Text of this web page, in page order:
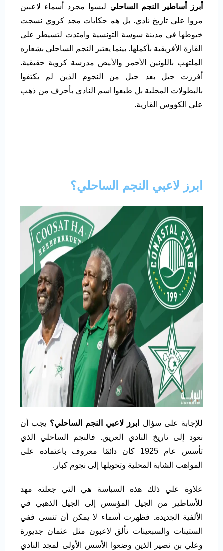
أبرز أساطير النجم الساحلي ليسوا مجرد أسماء لاعبين
مروا على تاريخ نادي. بل هم حكايات مجد كروي نسجت
خيوطها في مدينة سوسة التونسية وامتدت لتسيطر على
القارة الأفريقية بأكملها. بينما يعتبر النجم الساحلي بشعاره
الملتهب باللونين الأحمر والأبيض مدرسة كروية حقيقية.
أفرزت جيل بعد جيل من النجوم الذين لم يكتفوا
بالبطولات المحلية بل طبعوا اسم النادي بأحرف من ذهب
على الكؤوس القارية.
ابرز لاعبي النجم الساحلي؟
للإجابة على سؤال ابرز لاعبي النجم الساحلي؟ يجب أن
نعود إلى تاريخ النادي العريق. فالنجم الساحلي الذي
تأسس عام 1925 كان دائمًا معروف باعتماده على
المواهب الشابة المحلية وتحويلها إلى نجوم كبار.
علاوة علي ذلك هذه السياسة هي التي جعلته مهد
للأساطير من الجيل المؤسس إلى الجيل الذهبي في
الألفية الجديدة. فظهرت أسماء لا يمكن أن تنسى ففي
الستينات والسبعينات تألق لاعبون مثل عثمان جديورة
وعلي بن نصير الذين وضعوا الأسس الأولى لمجد النادي